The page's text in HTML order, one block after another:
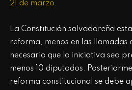
21 de marzo.
La Constitución salvadoreña
reforma, menos en las llamadas
necesario que la iniciativa sea
menos 10 diputados.
reforma constitucional se debe